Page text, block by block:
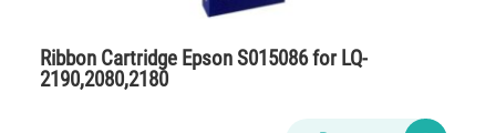
Ribbon Cartridge Epson S015086 for LQ-
2190,2080,2180